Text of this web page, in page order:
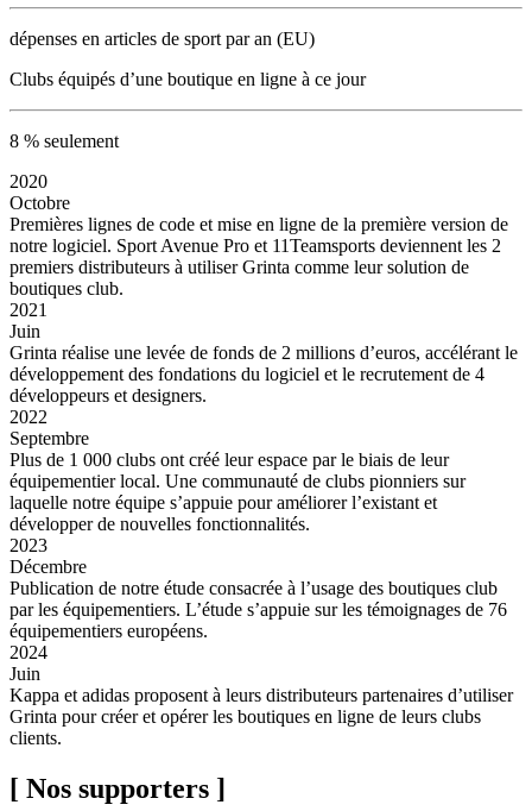
dépenses en articles de sport par an (EU)
Clubs équipés d’une boutique en ligne à ce jour
8 % seulement
2020
Octobre
Premières lignes de code et mise en ligne de la première version de
notre logiciel. Sport Avenue Pro et 11Teamsports deviennent les 2
premiers distributeurs à utiliser Grinta comme leur solution de
boutiques club.
2021
Juin
Grinta réalise une levée de fonds de 2 millions d’euros, accélérant le
développement des fondations du logiciel et le recrutement de 4
développeurs et designers.
2022
Septembre
Plus de 1 000 clubs ont créé leur espace par le biais de leur
équipementier local. Une communauté de clubs pionniers sur
laquelle notre équipe s’appuie pour améliorer l’existant et
développer de nouvelles fonctionnalités.
2023
Décembre
Publication de notre étude consacrée à l’usage des boutiques club
par les équipementiers. L’étude s’appuie sur les témoignages de 76
équipementiers européens.
2024
Juin
Kappa et adidas proposent à leurs distributeurs partenaires d’utiliser
Grinta pour créer et opérer les boutiques en ligne de leurs clubs
clients.
[ Nos supporters ]